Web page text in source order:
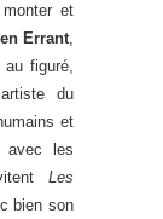
et
Errant,
au figuré,
du
et
avec les
Les
bien son